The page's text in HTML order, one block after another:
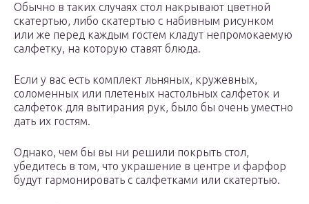
Обычно в таких случаях стол накрывают цветной
скатертью, либо скатертью с набивным рисунком
или же перед каждым гостем кладут непромокаемую
салфетку, на которую ставят блюда.
Если у вас есть комплект льняных, кружевных,
соломенных или плетеных настольных салфеток и
салфеток для вытирания рук, было бы очень уместно
дать их гостям.
Однако, чем бы вы ни решили покрыть стол,
убедитесь в том, что украшение в центре и фарфор
будут гармонировать с салфетками или скатертью.